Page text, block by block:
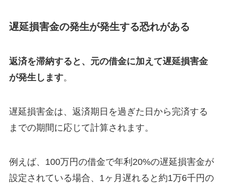
遅延損害金の発生が発生する恐れがある
返済を滞納すると、元の借金に加えて遅延損害金
が発生します。
遅延損害金は、返済期日を過ぎた日から完済する
までの期間に応じて計算されます。
例えば、100万円の借金で年利20%の遅延損害金が
設定されている場合、1ヶ月遅れると約1万6千円の